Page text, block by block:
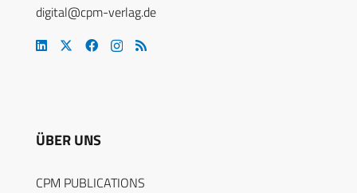
digital@cpm-verlag.de
ÜBER UNS
CPM PUBLICATIONS